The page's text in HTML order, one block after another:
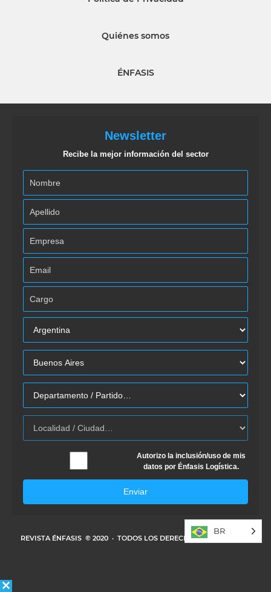
Quiénes somos
ÉNFASIS
Newsletter
Recibe la mejor información del sector
Autorizo la inclusión/uso de mis
datos por Énfasis Logística.
Enviar
REVISTA ÉNFASIS © 2020 · TODOS LOS DERECHOS RESERVADOS
BR